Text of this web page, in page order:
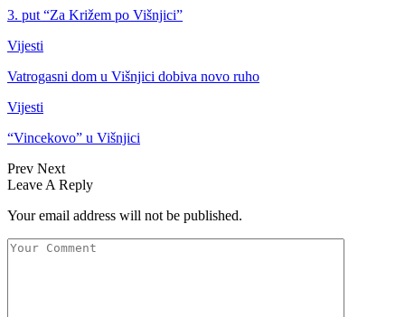
3. put “Za Križem po Višnjici”
Vijesti
Vatrogasni dom u Višnjici dobiva novo ruho
Vijesti
“Vincekovo” u Višnjici
Prev Next
Leave A Reply
Your email address will not be published.